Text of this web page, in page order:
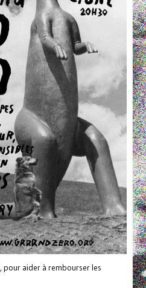
, pour aider à rembourser les